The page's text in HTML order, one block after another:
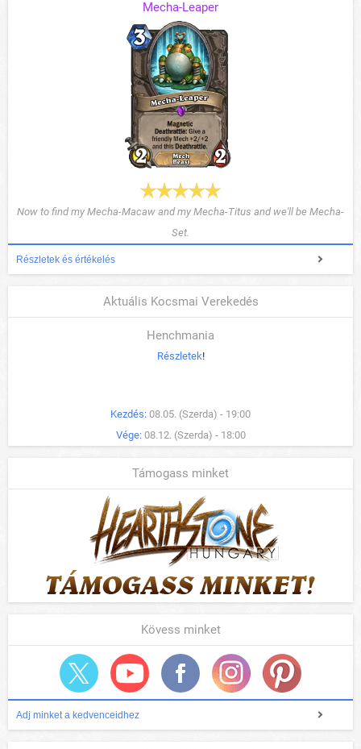
Mecha-Leaper
Now to find my Mecha-Macaw and my Mecha-Titus and we'll be Mecha-
Set.
Részletek és értékelés
Aktuális Kocsmai Verekedés
Henchmania
Részletek!
Kezdés: 08.05. (Szerda) - 19:00
Vége: 08.12. (Szerda) - 18:00
Támogass minket
Kövess minket
Adj minket a kedvenceidhez